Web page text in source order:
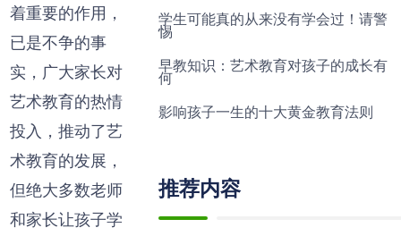
着重要的作用，
已是不争的事
实，广大家长对
艺术教育的热情
投入，推动了艺
术教育的发展，
但绝大多数老师
和家长让孩子学
学生可能真的从来没有学会过！请警
惕
早教知识：艺术教育对孩子的成长有
何
影响孩子一生的十大黄金教育法则
推荐内容